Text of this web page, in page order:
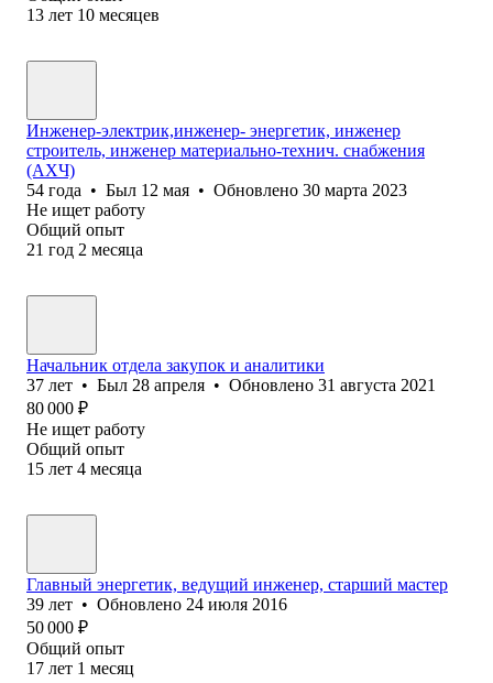
13 лет 10 месяцев
Инженер-электрик,инженер- энергетик, инженер
строитель, инженер материально-технич. снабжения
(АХЧ)
54 года • Был 12 мая • Обновлено 30 марта 2023
Не ищет работу
Общий опыт
21 год 2 месяца
Начальник отдела закупок и аналитики
37 лет • Был 28 апреля • Обновлено 31 августа 2021
80 000 ₽
Не ищет работу
Общий опыт
15 лет 4 месяца
Главный энергетик, ведущий инженер, старший мастер
39 лет • Обновлено 24 июля 2016
50 000 ₽
Общий опыт
17 лет 1 месяц